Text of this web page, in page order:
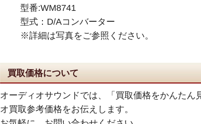
型番:WM8741
型式：D/Aコンバーター
※詳細は写真をご参照ください。
買取価格について
オーディオサウンドでは、「買取価格をかんたん
オ買取参考価格をお伝えします。